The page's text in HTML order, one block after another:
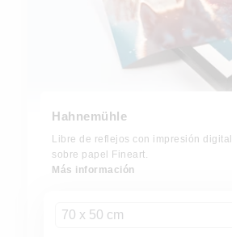
Hahnemühle
Libre de reflejos con impresión
sobre papel Fineart.
Más información
70 x 50 cm